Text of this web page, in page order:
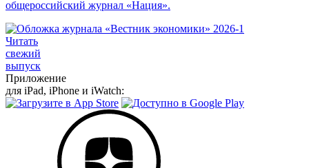
общероссийский журнал «Нация».
Читать
свежий
выпуск
Приложение
для iPad, iPhone и iWatch: